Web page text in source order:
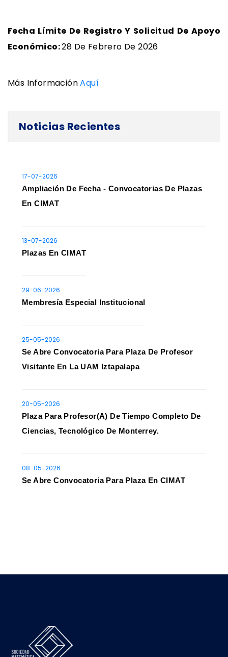
Fecha Límite De Registro Y Solicitud De Apoyo
Económico:28 De Febrero De 2026
Más InformaciónAquí
Noticias Recientes
17-07-2026
Ampliación De Fecha - Convocatorias De Plazas
En CIMAT
13-07-2026
Plazas En CIMAT
29-06-2026
Membresía Especial Institucional
25-05-2026
Se Abre Convocatoria Para Plaza De Profesor
Visitante En La UAM Iztapalapa
20-05-2026
Plaza Para Profesor(a) De Tiempo Completo De
Ciencias, Tecnológico De Monterrey.
08-05-2026
Se Abre Convocatoria Para Plaza En CIMAT